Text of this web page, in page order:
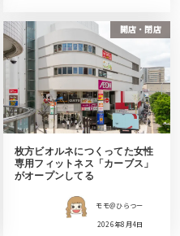
開店・閉店
枚方ビオルネにつくってた女性
専用フィットネス「カーブス」
がオープンしてる
モモ＠ひらつー
2026年8月4日